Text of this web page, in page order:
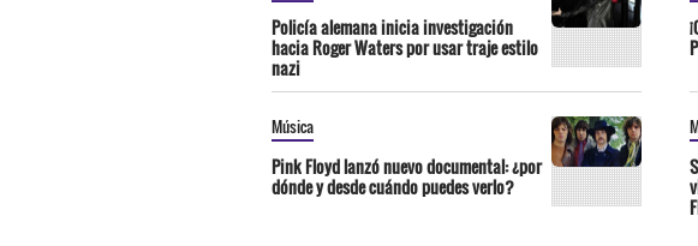
Policía alemana inicia investigación
hacia Roger Waters por usar traje estilo
nazi
Música
Pink Floyd lanzó nuevo documental: ¿por
dónde y desde cuándo puedes verlo?